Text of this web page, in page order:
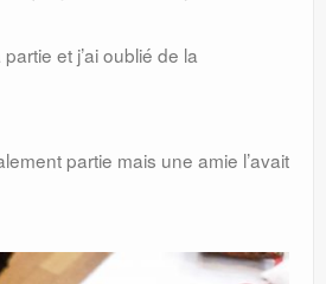
et j’ai oublié de la
partie mais une amie l’avait